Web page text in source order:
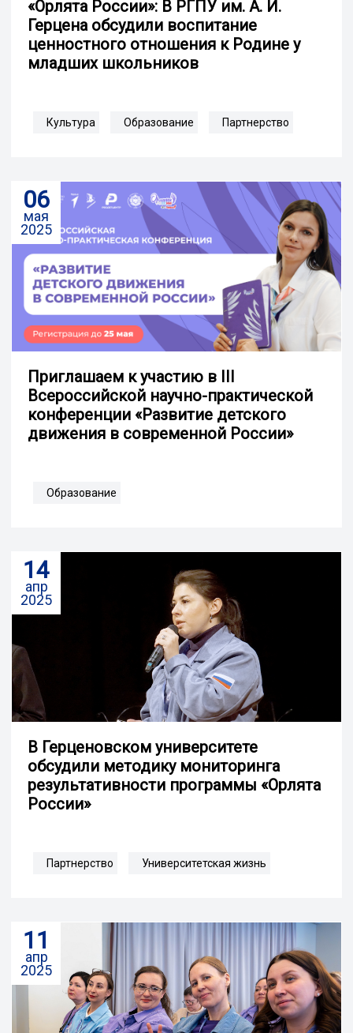
«Орлята России»: В РГПУ им. А. И.
Герцена обсудили воспитание
ценностного отношения к Родине у
младших школьников
Культура Образование Партнерство
06
мая
2025
Приглашаем к участию в III
Всероссийской научно-практической
конференции «Развитие детского
движения в современной России»
Образование
14
апр
2025
В Герценовском университете
обсудили методику мониторинга
результативности программы «Орлята
России»
Партнерство Университетская жизнь
11
апр
2025